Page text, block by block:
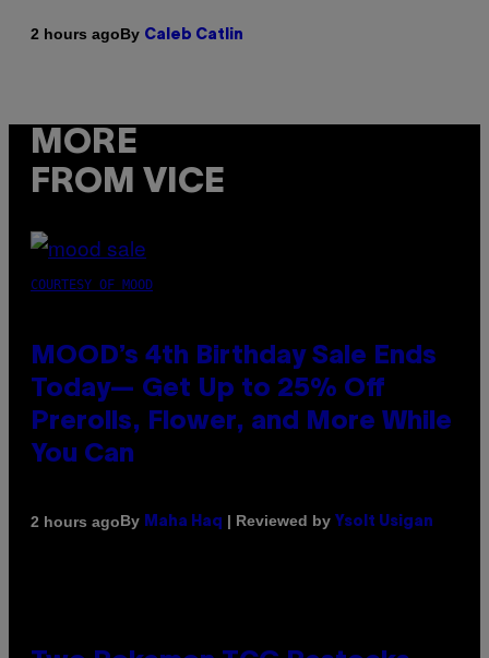
2 hours agoBy Caleb Catlin
MORE
FROM VICE
COURTESY OF MOOD
MOOD’s 4th Birthday Sale Ends
Today— Get Up to 25% Off
Prerolls, Flower, and More While
You Can
2 hours agoBy Maha Haq | Reviewed by Ysolt Usigan